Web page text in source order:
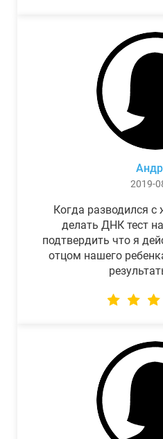
2019-
Когда разводился
делать ДНК тест
подтвердить что я
отцом нашего